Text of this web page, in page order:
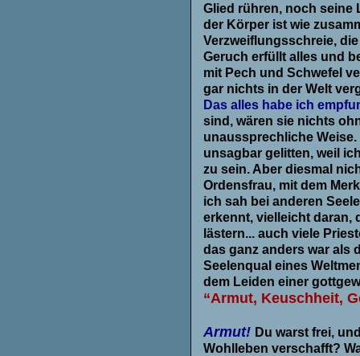
Glied rühren, noch seine
der Körper ist wie
Verzweiflungsschreie,
Geruch erfüllt alles und
mit Pech und Schwefel
gar nichts in der Welt
Das alles habe ich
sind, wären sie nichts
unaussprechliche
unsagbar gelitten, weil
zu sein. Aber diesmal
Ordensfrau, mit dem
ich sah bei anderen
erkennt, vielleicht daran,
lästern... auch viele
das ganz anders war als
Seelenqual eines
dem Leiden einer
“Armut, Keuschheit,
Armut! Du warst frei,
Wohlleben verschafft?